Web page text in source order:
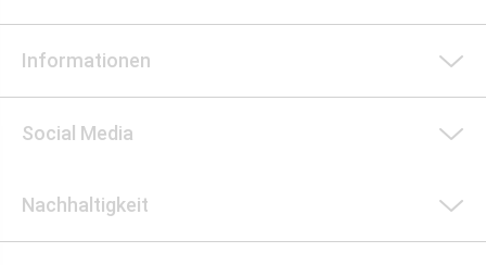
Informationen
Social Media
Nachhaltigkeit